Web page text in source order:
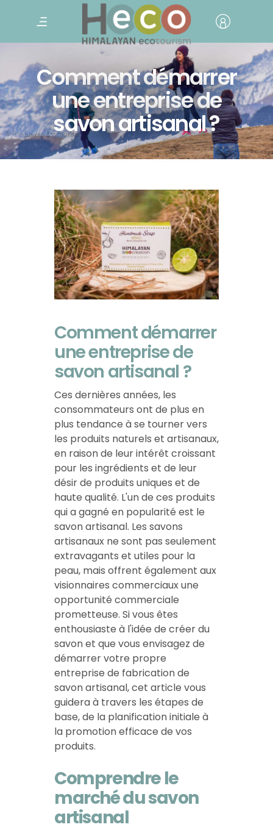
Comment démarrer
une entreprise de
savon artisanal ?
Comment démarrer
une entreprise de
savon artisanal ?
Ces dernières années, les
consommateurs ont de plus en
plus tendance à se tourner vers
les produits naturels et artisanaux,
en raison de leur intérêt croissant
pour les ingrédients et de leur
désir de produits uniques et de
haute qualité. L'un de ces produits
qui a gagné en popularité est le
savon artisanal. Les savons
artisanaux ne sont pas seulement
extravagants et utiles pour la
peau, mais offrent également aux
visionnaires commerciaux une
opportunité commerciale
prometteuse. Si vous êtes
enthousiaste à l'idée de créer du
savon et que vous envisagez de
démarrer votre propre
entreprise de fabrication de
savon artisanal, cet article vous
guidera à travers les étapes de
base, de la planification initiale à
la promotion efficace de vos
produits.
Comprendre le
marché du savon
artisanal